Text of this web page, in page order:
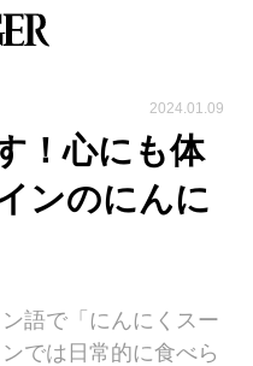
2024.01.09
！心にも体
ンのにんに
語で「にんにくスー
では日常的に食べら